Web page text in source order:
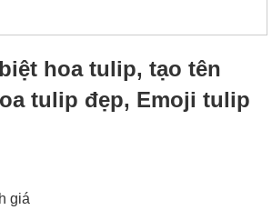
hoa tulip, tạo tên
tulip đẹp, Emoji tulip
giá